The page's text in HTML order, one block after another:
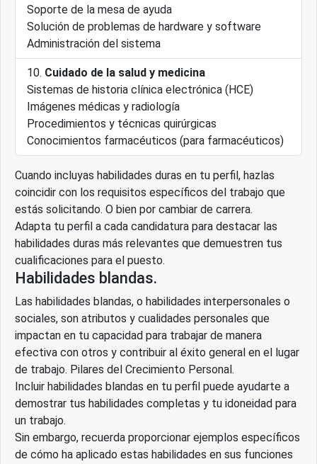
Soporte de la mesa de ayuda
Solución de problemas de hardware y software
Administración del sistema
Cuidado de la salud y medicina
Sistemas de historia clínica electrónica (HCE)
Imágenes médicas y radiología
Procedimientos y técnicas quirúrgicas
Conocimientos farmacéuticos (para farmacéuticos)
Cuando incluyas habilidades duras en tu perfil, hazlas
coincidir con los requisitos específicos del trabajo que
estás solicitando. O bien por cambiar de carrera.
Adapta tu perfil a cada candidatura para destacar las
habilidades duras más relevantes que demuestren tus
cualificaciones para el puesto.
Habilidades blandas.
Las habilidades blandas, o habilidades interpersonales o
sociales, son atributos y cualidades personales que
impactan en tu capacidad para trabajar de manera
efectiva con otros y contribuir al éxito general en el lugar
de trabajo. Pilares del Crecimiento Personal.
Incluir habilidades blandas en tu perfil puede ayudarte a
demostrar tus habilidades completas y tu idoneidad para
un trabajo.
Sin embargo, recuerda proporcionar ejemplos específicos
de cómo ha aplicado estas habilidades en sus funciones